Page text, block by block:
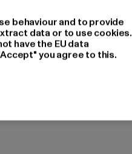
behaviour and to provide
data or to use cookies.
have the EU data
you agree to this.